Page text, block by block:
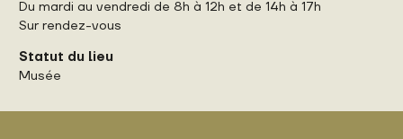
Du mardi au vendredi de 8h à 12h et de 14h à 17h
Sur rendez-vous
Statut du lieu
Musée